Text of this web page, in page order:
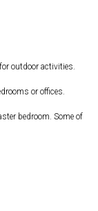
outdoor activities.
or offices.
bedroom. Some of